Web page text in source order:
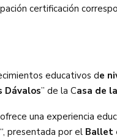
certificación
educativos de
Dávalos” de la Casa de
ofrece una experiencia
“, presentada por el Ballet